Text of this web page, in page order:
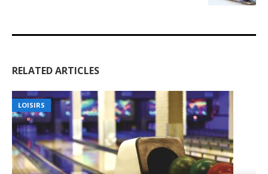
RELATED ARTICLES
LOISIRS